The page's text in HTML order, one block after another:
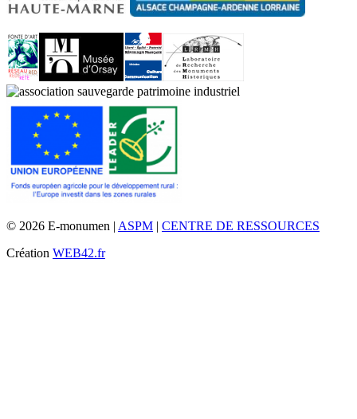
© 2026 E-monumen | ASPM | CENTRE DE RESSOURCES
Création WEB42.fr